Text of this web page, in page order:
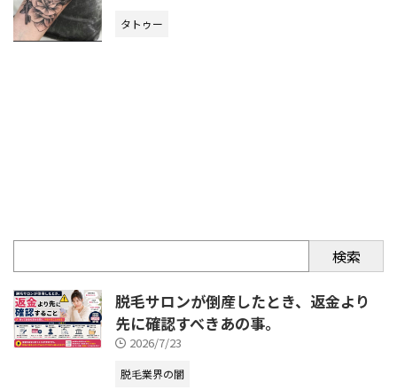
タトゥー
検索
脱毛サロンが倒産したとき、返金より
先に確認すべきあの事。
2026/7/23
脱毛業界の闇